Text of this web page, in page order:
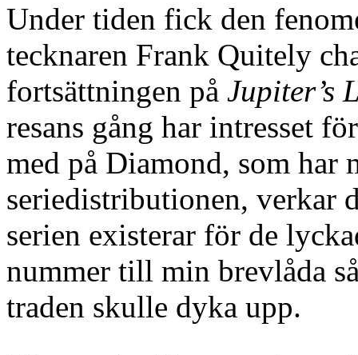
Under tiden fick den
tecknaren Frank Quitely
fortsättningen på Jupiter’s
resans gång har intresset
med på Diamond, som har
seriedistributionen, verkar
serien existerar för de
nummer till min brevlåda
traden skulle dyka upp.